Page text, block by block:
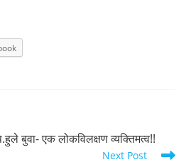
बुवा- एक लोकविलक्षण व्यक्तिमत्व!!
Next Post